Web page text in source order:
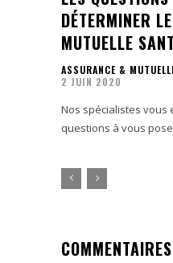
DÉTERMINER
MUTUELLE
ASSURANCE &
2 JUIN 2020
Nos spécialistes vous
questions à vous
COMMENTAIRES